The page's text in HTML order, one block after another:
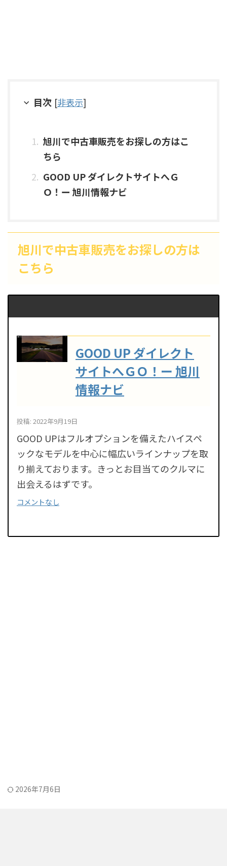
目次 [非表示]
旭川で中古車販売をお探しの方はこ
ちら
GOOD UP ダイレクトサイトへＧ
Ｏ！ー 旭川情報ナビ
旭川で中古車販売をお探しの方は
こちら
GOOD UP ダイレクト
サイトへＧＯ！ー 旭川
情報ナビ
投稿: 2022年9月19日
GOOD UPはフルオプションを備えたハイスペ
ックなモデルを中心に幅広いラインナップを取
り揃えております。きっとお目当てのクルマに
出会えるはずです。
コメントなし
2026年7月6日